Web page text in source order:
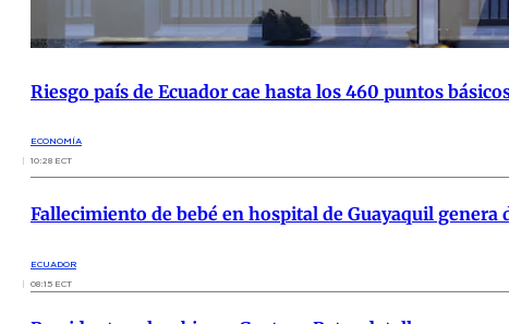
Riesgo país de Ecuador cae hasta los 460 puntos
ECONOMÍA
10:28 ECT
Fallecimiento de bebé en hospital de Guayaquil genera
ECUADOR
08:15 ECT